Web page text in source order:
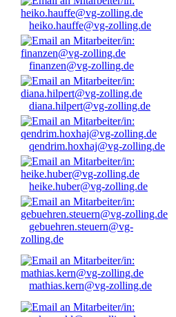
heiko.hauffe@vg-zolling.de
finanzen@vg-zolling.de
diana.hilpert@vg-zolling.de
qendrim.hoxhaj@vg-zolling.de
heike.huber@vg-zolling.de
gebuehren.steuern@vg-
zolling.de
mathias.kern@vg-zolling.de